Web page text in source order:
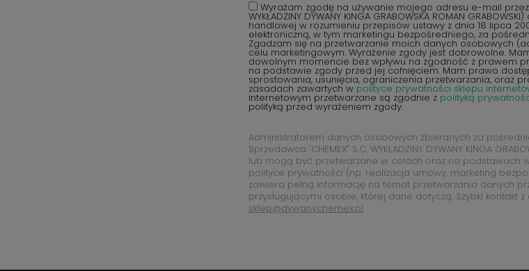
Wyrażam zgodę na używanie mojego adresu e-mail przez
WYKŁADZINY DYWANY KINGA GRABOWSKA ROMAN
handlowej w rozumieniu przepisów ustawy z dnia 18 lipca
elektroniczną, w tym marketingu bezpośredniego, za
Zgadzam się na przetwarzanie moich danych osobowych
celu marketingowym. Wyrażenie zgody jest dobrowolne.
dowolnym momencie bez wpływu na zgodność z prawem
na podstawie zgody przed jej cofnięciem. Mam prawo
sprostowania, usunięcia, ograniczenia przetwarzania, oraz
zasadach zawartych w polityce prywatności sklepu
internetowym przetwarzane są zgodnie z polityką
polityką przed wyrażeniem zgody.
Administratorem danych osobowych zbieranych za
Sprzedawca "CHEMEX" S.C. WYKŁADZINY DYWANY KINGA
lub mogą być przetwarzane w celach oraz na podstawach
polityce prywatności (np. realizacja umowy, marketing
zawiera pełną informację na temat przetwarzania danych
przysługującymi osobie, której dane dotyczą. Szybki kontakt
sklep@dywanychemex.pl